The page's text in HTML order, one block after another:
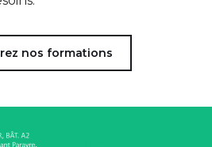
nos formations